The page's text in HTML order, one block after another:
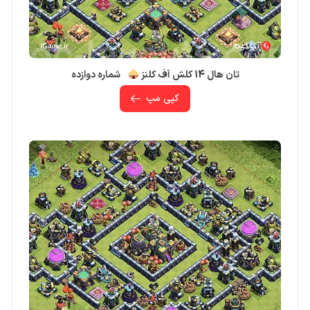
تان هال 14 کلش آف کلنز
شماره دوازده
کپی مپ